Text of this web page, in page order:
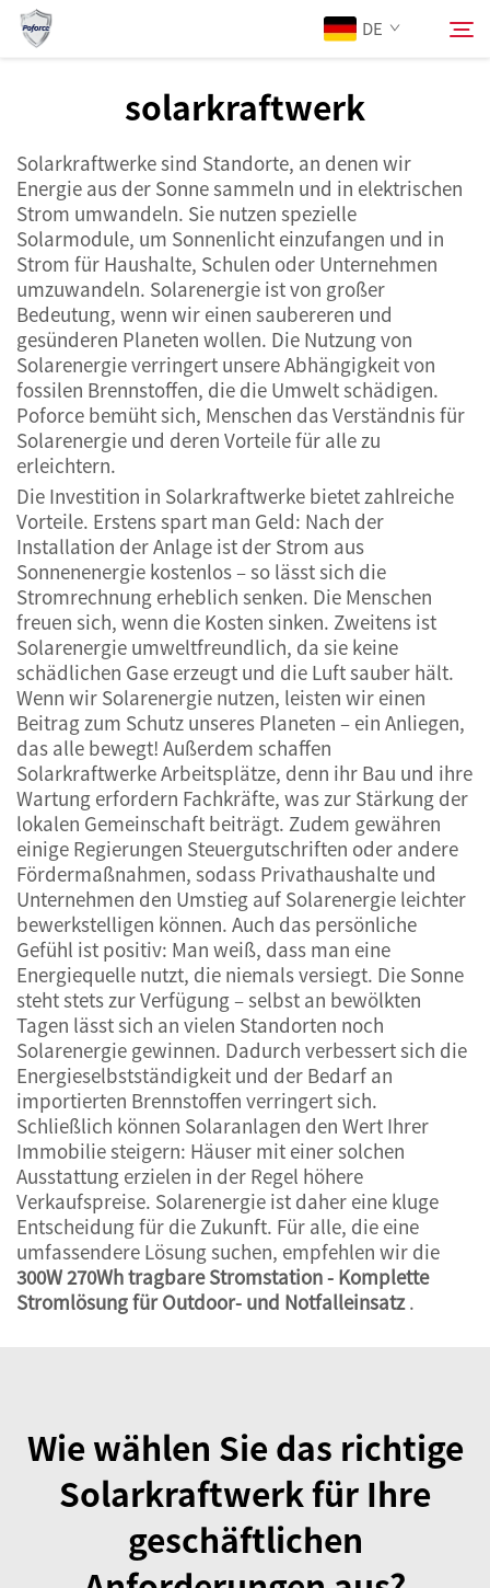
DE
Produkte
Dienstleistungen
Neuigkeiten
Kontaktieren Sie uns
solarkraftwerk
Solarkraftwerke sind Standorte, an denen wir
Energie aus der Sonne sammeln und in elektrischen
Strom umwandeln. Sie nutzen spezielle
Solarmodule, um Sonnenlicht einzufangen und in
Strom für Haushalte, Schulen oder Unternehmen
umzuwandeln. Solarenergie ist von großer
Bedeutung, wenn wir einen saubereren und
gesünderen Planeten wollen. Die Nutzung von
Solarenergie verringert unsere Abhängigkeit von
fossilen Brennstoffen, die die Umwelt schädigen.
Poforce bemüht sich, Menschen das Verständnis für
Solarenergie und deren Vorteile für alle zu
erleichtern.
Die Investition in Solarkraftwerke bietet zahlreiche
Vorteile. Erstens spart man Geld: Nach der
Installation der Anlage ist der Strom aus
Sonnenenergie kostenlos – so lässt sich die
Stromrechnung erheblich senken. Die Menschen
freuen sich, wenn die Kosten sinken. Zweitens ist
Solarenergie umweltfreundlich, da sie keine
schädlichen Gase erzeugt und die Luft sauber hält.
Wenn wir Solarenergie nutzen, leisten wir einen
Beitrag zum Schutz unseres Planeten – ein Anliegen,
das alle bewegt! Außerdem schaffen
Solarkraftwerke Arbeitsplätze, denn ihr Bau und ihre
Wartung erfordern Fachkräfte, was zur Stärkung der
lokalen Gemeinschaft beiträgt. Zudem gewähren
einige Regierungen Steuergutschriften oder andere
Fördermaßnahmen, sodass Privathaushalte und
Unternehmen den Umstieg auf Solarenergie leichter
bewerkstelligen können. Auch das persönliche
Gefühl ist positiv: Man weiß, dass man eine
Energiequelle nutzt, die niemals versiegt. Die Sonne
steht stets zur Verfügung – selbst an bewölkten
Tagen lässt sich an vielen Standorten noch
Solarenergie gewinnen. Dadurch verbessert sich die
Energieselbstständigkeit und der Bedarf an
importierten Brennstoffen verringert sich.
Schließlich können Solaranlagen den Wert Ihrer
Immobilie steigern: Häuser mit einer solchen
Ausstattung erzielen in der Regel höhere
Verkaufspreise. Solarenergie ist daher eine kluge
Entscheidung für die Zukunft. Für alle, die eine
umfassendere Lösung suchen, empfehlen wir die
300W 270Wh tragbare Stromstation - Komplette
Stromlösung für Outdoor- und Notfalleinsatz.
Wie wählen Sie das richtige
Solarkraftwerk für Ihre
geschäftlichen